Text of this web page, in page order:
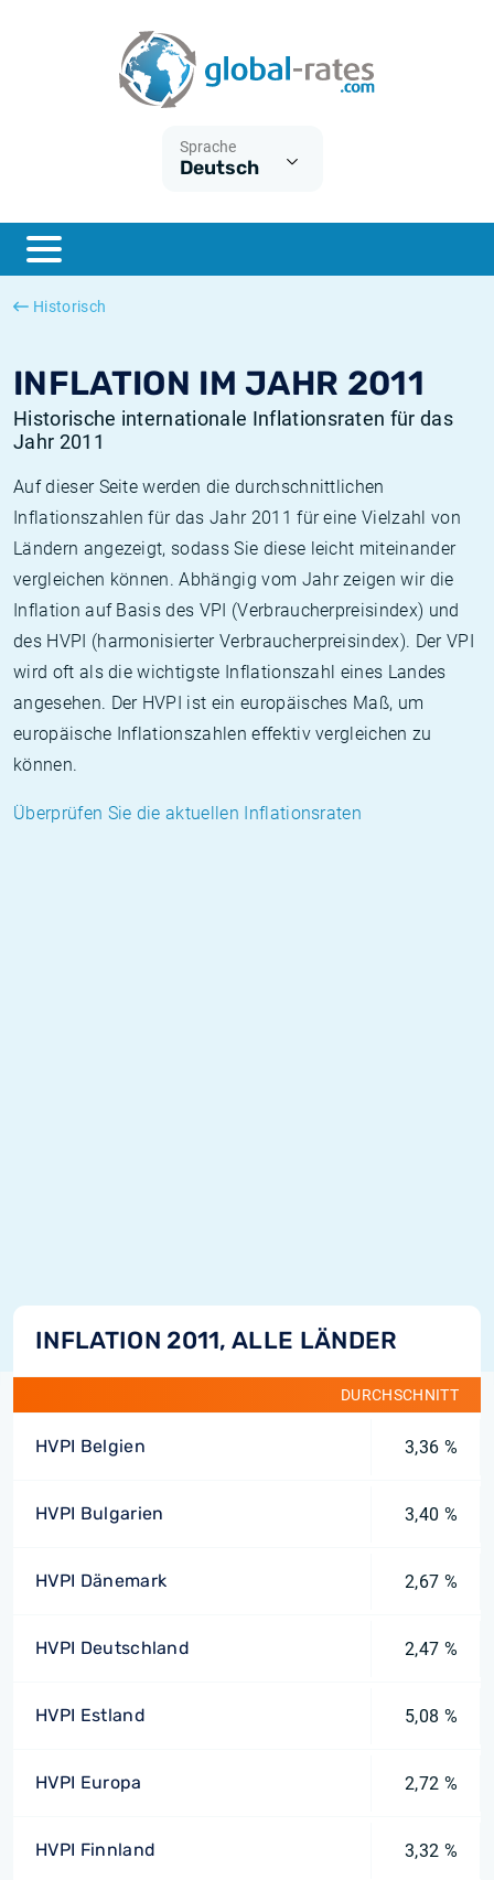
Sprache
Deutsch
Historisch
INFLATION IM JAHR 2011
Historische internationale Inflationsraten für das
Jahr 2011
Auf dieser Seite werden die durchschnittlichen
Inflationszahlen für das Jahr 2011 für eine Vielzahl von
Ländern angezeigt, sodass Sie diese leicht miteinander
vergleichen können. Abhängig vom Jahr zeigen wir die
Inflation auf Basis des VPI (Verbraucherpreisindex) und
des HVPI (harmonisierter Verbraucherpreisindex). Der VPI
wird oft als die wichtigste Inflationszahl eines Landes
angesehen. Der HVPI ist ein europäisches Maß, um
europäische Inflationszahlen effektiv vergleichen zu
können.
Überprüfen Sie die aktuellen Inflationsraten
INFLATION 2011, ALLE LÄNDER
DURCHSCHNITT
HVPI Belgien 3,36 %
HVPI Bulgarien 3,40 %
HVPI Dänemark 2,67 %
HVPI Deutschland 2,47 %
HVPI Estland 5,08 %
HVPI Europa 2,72 %
HVPI Finnland 3,32 %
ESTER
SONIA
Was ist die VPI-Inflation?
Was ist die HVPI-Inflation?
Deutsche inflation
Europäische inflation
Historische Euribor-Sätze
Historische ESTER-Sätze
Historische SOFR-Sätze
Historische SONIA-Sätze
Inflationsrechner